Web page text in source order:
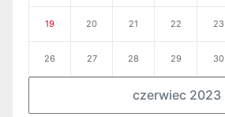
czerwiec 2023
19 20 21 22 23
26 27 28 29 30